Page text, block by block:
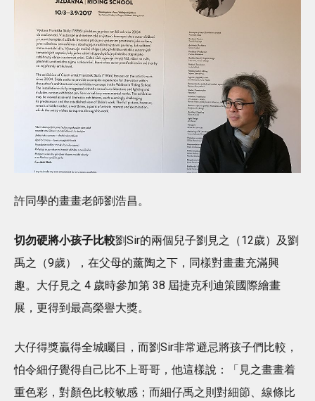
許同學的畫畫老師劉浩昌。
切勿硬將小孩子比較劉Sir的兩個兒子劉見之（12歲）及劉
禹之（9歲），在父母的薰陶之下，同樣對畫畫充滿興
趣。大仔見之 4 歲時參加第 38 屆捷克利迪策國際繪畫
展，更得到最高榮譽大獎。
大仔得獎贏得全城矚目，而劉Sir非常避忌將孩子們比較，
怕令細仔覺得自己比不上哥哥，他這樣說：「見之畫畫着
重色彩，對顏色比較敏感；而細仔禹之則對細節、線條比